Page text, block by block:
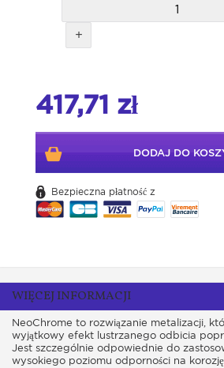
+
417,71 zł
DODAJ DO
Bezpieczna płatność z
WIĘCEJ INFORMACJI
NeoChrome to rozwiązanie metalizacji,
wyjątkowy efekt lustrzanego odbicia
Jest szczególnie odpowiednie do
wysokiego poziomu odporności na korozję